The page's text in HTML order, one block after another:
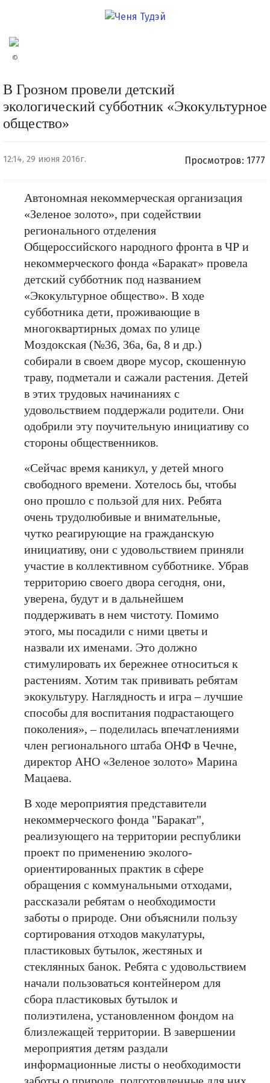
©
В Грозном провели детский
экологический субботник «Экокультурное
общество»
12:14, 29 июня 2016г. Просмотров: 1777
Автономная некоммерческая организация
«Зеленое золото», при содействии
регионального отделения
Общероссийского народного фронта в ЧР и
некоммерческого фонда «Баракат» провела
детский субботник под названием
«Экокультурное общество». В ходе
субботника дети, проживающие в
многоквартирных домах по улице
Моздокская (№36, 36а, 6а, 8 и др.)
собирали в своем дворе мусор, скошенную
траву, подметали и сажали растения. Детей
в этих трудовых начинаниях с
удовольствием поддержали родители. Они
одобрили эту поучительную инициативу со
стороны общественников.
«Сейчас время каникул, у детей много
свободного времени. Хотелось бы, чтобы
оно прошло с пользой для них. Ребята
очень трудолюбивые и внимательные,
чутко реагирующие на гражданскую
инициативу, они с удовольствием приняли
участие в коллективном субботнике. Убрав
территорию своего двора сегодня, они,
уверена, будут и в дальнейшем
поддерживать в нем чистоту. Помимо
этого, мы посадили с ними цветы и
назвали их именами. Это должно
стимулировать их бережнее относиться к
растениям. Хотим так прививать ребятам
экокультуру. Наглядность и игра – лучшие
способы для воспитания подрастающего
поколения», – поделилась впечатлениями
член регионального штаба ОНФ в Чечне,
директор АНО «Зеленое золото» Марина
Мацаева.
В ходе мероприятия представители
некоммерческого фонда "Баракат",
реализующего на территории республики
проект по применению эколого-
ориентированных практик в сфере
обращения с коммунальными отходами,
рассказали ребятам о необходимости
заботы о природе. Они объяснили пользу
сортирования отходов макулатуры,
пластиковых бутылок, жестяных и
стеклянных банок. Ребята с удовольствием
начали пользоваться контейнером для
сбора пластиковых бутылок и
полиэтилена, установленном фондом на
близлежащей территории. В завершении
мероприятия детям раздали
информационные листы о необходимости